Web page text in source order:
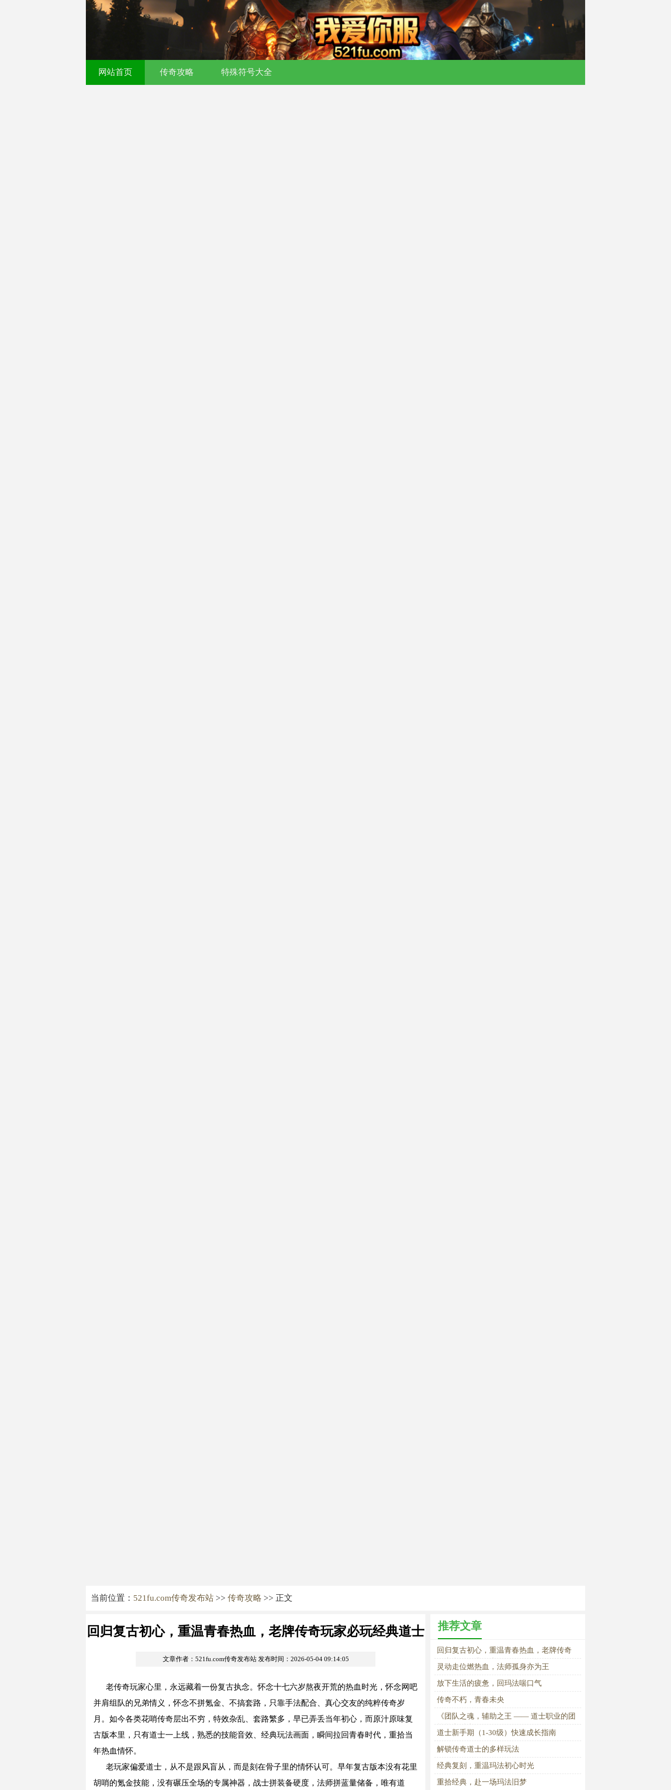
网站首页 传奇攻略 特殊符号大全
当前位置： 521fu.com传奇发布站 >> 传奇攻略 >> 正文
回归复古初心，重温青春热血，老牌传奇玩家必玩经典道士
文章作者：521fu.com传奇发布站 发布时间：2026-05-04 09:14:05
老传奇玩家心里，永远藏着一份复古执念。怀念十七六岁熬夜开荒的热血时光，怀念网吧
并肩组队的兄弟情义，怀念不拼氪金、不搞套路，只靠手法配合、真心交友的纯粹传奇岁
月。如今各类花哨传奇层出不穷，特效杂乱、套路繁多，早已弄丢当年初心，而原汁原味复
古版本里，只有道士一上线，熟悉的技能音效、经典玩法画面，瞬间拉回青春时代，重拾当
年热血情怀。
老玩家偏爱道士，从不是跟风盲从，而是刻在骨子里的情怀认可。早年复古版本没有花里
胡哨的氪金技能，没有碾压全场的专属神器，战士拼装备硬度，法师拼蓝量储备，唯有道
推荐文章
回归复古初心，重温青春热血，老牌传奇
玩家必玩经典道士
灵动走位燃热血，法师孤身亦为王
放下生活的疲惫，回玛法喘口气
传奇不朽，青春未央
《团队之魂，辅助之王 —— 道士职业的团
战核心魅力》
道士新手期（1-30级）快速成长指南
解锁传奇道士的多样玩法
经典复刻，重温玛法初心时光
重拾经典，赴一场玛法旧梦